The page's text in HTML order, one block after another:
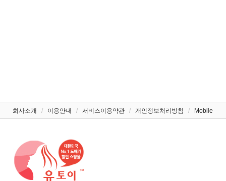
회사소개 / 이용안내 / 서비스이용약관 / 개인정보처리방침 / Mobile